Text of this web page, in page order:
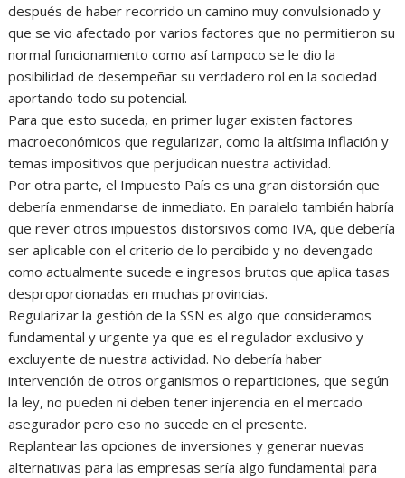
después de haber recorrido un camino muy convulsionado y
que se vio afectado por varios factores que no permitieron su
normal funcionamiento como así tampoco se le dio la
posibilidad de desempeñar su verdadero rol en la sociedad
aportando todo su potencial.
Para que esto suceda, en primer lugar existen factores
macroeconómicos que regularizar, como la altísima inflación y
temas impositivos que perjudican nuestra actividad.
Por otra parte, el Impuesto País es una gran distorsión que
debería enmendarse de inmediato. En paralelo también habría
que rever otros impuestos distorsivos como IVA, que debería
ser aplicable con el criterio de lo percibido y no devengado
como actualmente sucede e ingresos brutos que aplica tasas
desproporcionadas en muchas provincias.
Regularizar la gestión de la SSN es algo que consideramos
fundamental y urgente ya que es el regulador exclusivo y
excluyente de nuestra actividad. No debería haber
intervención de otros organismos o reparticiones, que según
la ley, no pueden ni deben tener injerencia en el mercado
asegurador pero eso no sucede en el presente.
Replantear las opciones de inversiones y generar nuevas
alternativas para las empresas sería algo fundamental para